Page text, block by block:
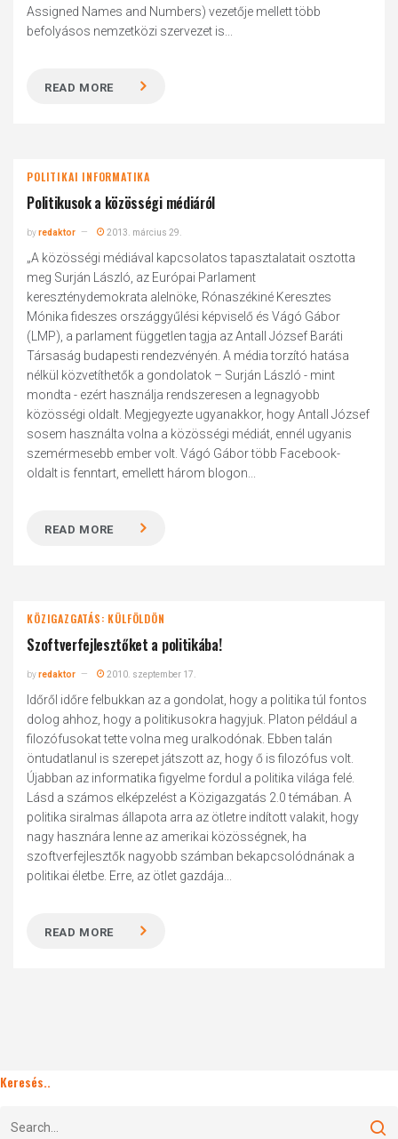
Assigned Names and Numbers) vezetője mellett több
befolyásos nemzetközi szervezet is...
READ MORE
POLITIKAI INFORMATIKA
Politikusok a közösségi médiáról
byredaktor 2013. március 29.
„A közösségi médiával kapcsolatos tapasztalatait osztotta
meg Surján László, az Európai Parlament
kereszténydemokrata alelnöke, Rónaszékiné Keresztes
Mónika fideszes országgyűlési képviselő és Vágó Gábor
(LMP), a parlament független tagja az Antall József Baráti
Társaság budapesti rendezvényén. A média torzító hatása
nélkül közvetíthetők a gondolatok – Surján László - mint
mondta - ezért használja rendszeresen a legnagyobb
közösségi oldalt. Megjegyezte ugyanakkor, hogy Antall József
sosem használta volna a közösségi médiát, ennél ugyanis
szemérmesebb ember volt. Vágó Gábor több Facebook-
oldalt is fenntart, emellett három blogon...
READ MORE
KÖZIGAZGATÁS: KÜLFÖLDÖN
Szoftverfejlesztőket a politikába!
byredaktor 2010. szeptember 17.
Időről időre felbukkan az a gondolat, hogy a politika túl fontos
dolog ahhoz, hogy a politikusokra hagyjuk. Platon például a
filozófusokat tette volna meg uralkodónak. Ebben talán
öntudatlanul is szerepet játszott az, hogy ő is filozófus volt.
Újabban az informatika figyelme fordul a politika világa felé.
Lásd a számos elképzelést a Közigazgatás 2.0 témában. A
politika siralmas állapota arra az ötletre indított valakit, hogy
nagy hasznára lenne az amerikai közösségnek, ha
szoftverfejlesztők nagyobb számban bekapcsolódnának a
politikai életbe. Erre, az ötlet gazdája...
READ MORE
Keresés..